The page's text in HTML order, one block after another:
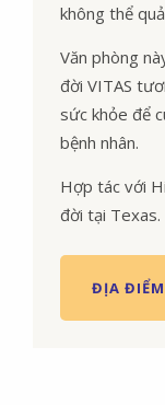
không thể
Văn phòng
đời VITAS
sức khỏe để
bệnh nhân.
Hợp tác với
đời tại Texas.
ĐỊA ĐIỂM